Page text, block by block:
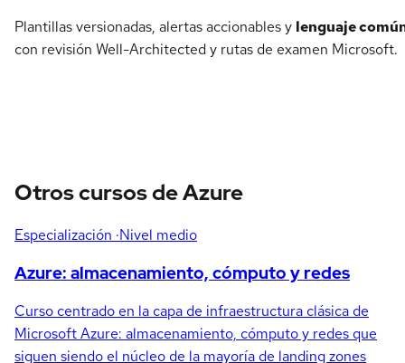
Plantillas versionadas, alertas accionables y lenguaje
con revisión Well-Architected y rutas de examen Microsoft.
Otros cursos de Azure
Especialización ·Nivel medio
Azure: almacenamiento, cómputo y redes
Curso centrado en la capa de infraestructura clásica de
Microsoft Azure: almacenamiento, cómputo y redes que
siguen siendo el núcleo de la mayoría de landing zones